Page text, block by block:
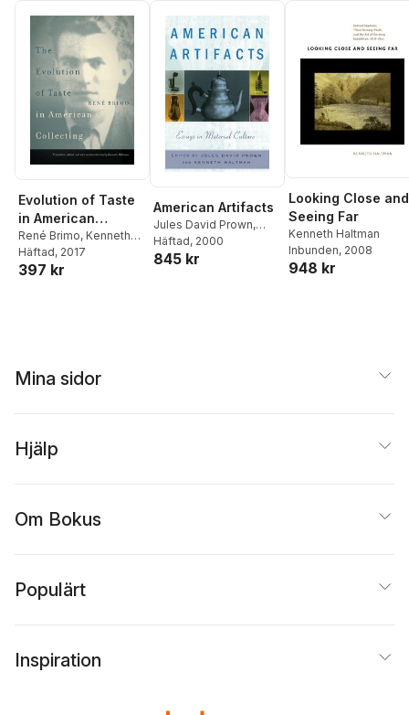
Evolution of Taste
in American
Collecting
René Brimo, Kenneth
Haltman
Häftad, 2017
397 kr
American Artifacts
Jules David Prown,
Kenneth Haltman
Häftad, 2000
845 kr
Looking Close and
Seeing Far
Kenneth Haltman
Inbunden, 2008
948 kr
Mina sidor
Hjälp
Om Bokus
Populärt
Inspiration